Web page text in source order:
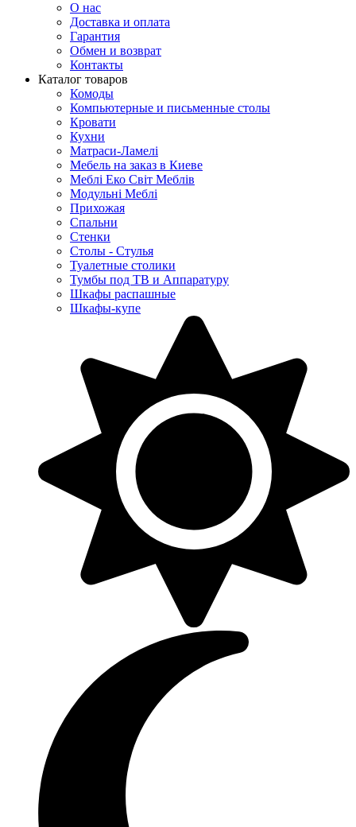
О нас
Доставка и оплата
Гарантия
Обмен и возврат
Контакты
Каталог товаров
Комоды
Компьютерные и письменные столы
Кровати
Кухни
Матраси-Ламелі
Мебель на заказ в Киеве
Меблі Еко Світ Меблів
Модульні Меблі
Прихожая
Спальни
Стенки
Столы - Стулья
Туалетные столики
Тумбы под ТВ и Аппаратуру
Шкафы распашные
Шкафы-купе